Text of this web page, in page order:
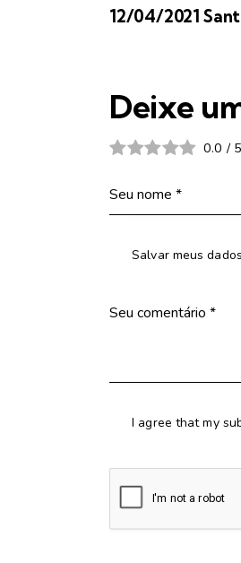
12/04/2021
Deixe
0.0 / 5
Salvar meus
I agree that my